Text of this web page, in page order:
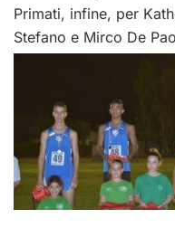
Primati, infine, per
Stefano e Mirco De